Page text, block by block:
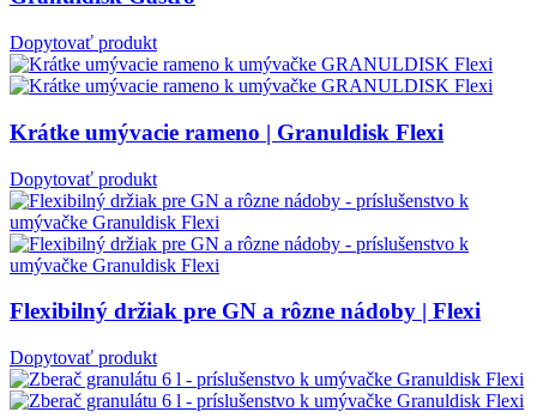
Dopytovať produkt
Krátke umývacie rameno | Granuldisk Flexi
Dopytovať produkt
Flexibilný držiak pre GN a rôzne nádoby | Flexi
Dopytovať produkt